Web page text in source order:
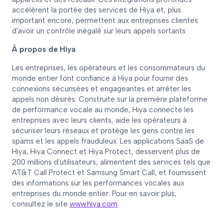
accélèrent la portée des services de Hiya et, plus
important encore, permettent aux entreprises clientes
d'avoir un contrôle inégalé sur leurs appels sortants.
À propos de Hiya
Les entreprises, les opérateurs et les consommateurs du
monde entier font confiance à Hiya pour fournir des
connexions sécurisées et engageantes et arrêter les
appels non désirés. Construite sur la première plateforme
de performance vocale au monde, Hiya connecte les
entreprises avec leurs clients, aide les opérateurs à
sécuriser leurs réseaux et protège les gens contre les
spams et les appels frauduleux. Les applications SaaS de
Hiya, Hiya Connect et Hiya Protect, desservent plus de
200 millions d'utilisateurs, alimentent des services tels que
AT&T Call Protect et Samsung Smart Call, et fournissent
des informations sur les performances vocales aux
entreprises du monde entier. Pour en savoir plus,
consultez le site www.hiya.com.